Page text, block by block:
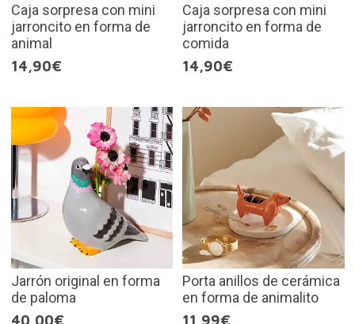
Caja sorpresa con mini
jarroncito en forma de
animal
14,90€
Caja sorpresa con mini
jarroncito en forma de
comida
14,90€
Jarrón original en forma
de paloma
40,00€
Porta anillos de cerámica
en forma de animalito
11,99€